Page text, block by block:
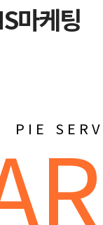
마케팅
PIE